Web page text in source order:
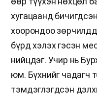
хугацаанд
хоорондоо
бүрд хэлэх гэсэн
нийцдэг. Учир нь
юм. Бүхнийг чадагч
тэмдэглэгдсэн